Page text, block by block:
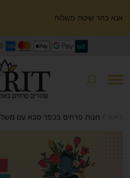
אנא בחר שיטת משלוח
navigation
content
חנות פרחים בכפר סבא עם